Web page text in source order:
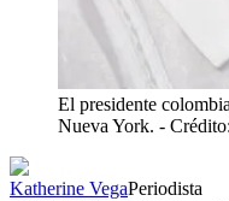
El presidente
Nueva York. -
Katherine VegaPeriodista